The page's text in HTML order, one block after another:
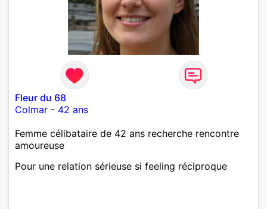
Fleur du 68
Colmar - 42 ans
Femme célibataire de 42 ans recherche rencontre
amoureuse
Pour une relation sérieuse si feeling réciproque